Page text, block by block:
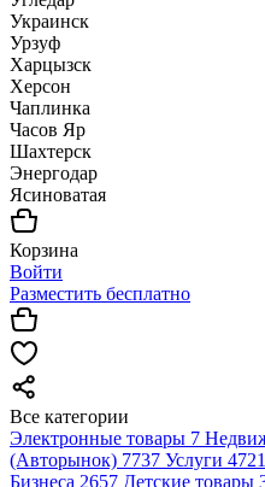
Украинск
Урзуф
Харцызск
Херсон
Чаплинка
Часов Яр
Шахтерск
Энергодар
Ясиноватая
Корзина
Войти
Разместить бесплатно
Все категории
Электронные товары 7
(Авторынок) 7737 Услуги 4721
Бизнеса 2657 Детские товары